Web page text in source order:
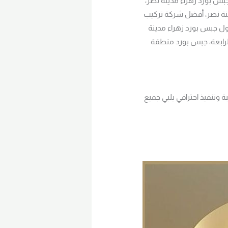
نصر، أفضل شركة تركيب
جبس بورد زهراء مدينة
جبس بورد منطقة
احترافي يلبي جميع